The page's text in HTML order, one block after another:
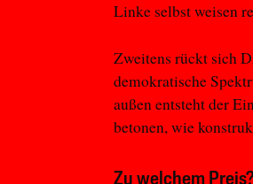
Linke selbst weisen
Zweitens rückt sich
demokratische
außen entsteht der
betonen, wie
Zu welchem